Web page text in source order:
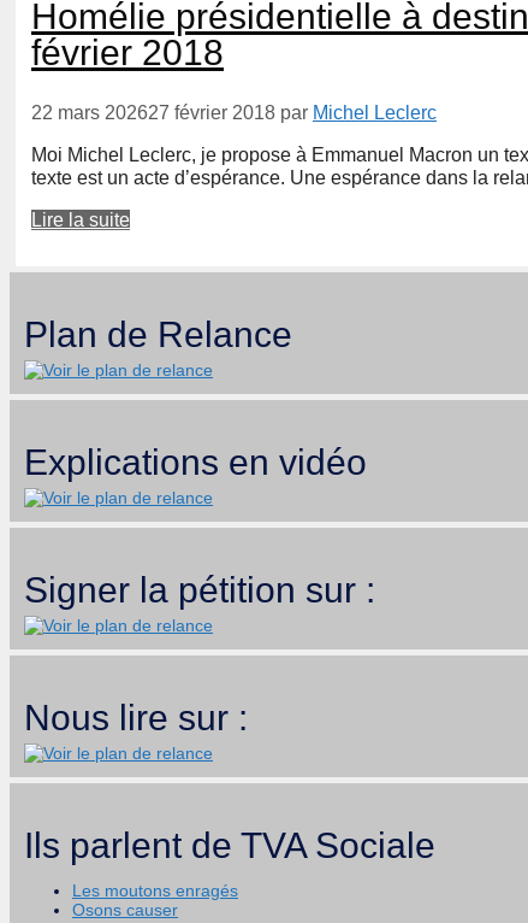
Homélie présidentielle à
février 2018
22 mars 202627 février 2018 par Michel Leclerc
Moi Michel Leclerc, je propose à Emmanuel Macron un
texte est un acte d’espérance. Une espérance dans la
Lire la suite
Plan de Relance
Explications en vidéo
Signer la pétition sur :
Nous lire sur :
Ils parlent de TVA Sociale
Les moutons enragés
Osons causer